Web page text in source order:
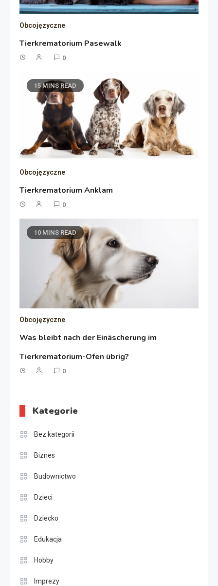
Obcojęzyczne
Tierkrematorium Pasewalk
0
15 MINS READ
Obcojęzyczne
Tierkrematorium Anklam
0
10 MINS READ
Obcojęzyczne
Was bleibt nach der Einäscherung im
Tierkrematorium-Ofen übrig?
0
Kategorie
Bez kategorii
Biznes
Budownictwo
Dzieci
Dziecko
Edukacja
Hobby
Imprezy